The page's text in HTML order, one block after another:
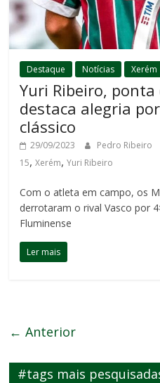
Destaque Notícias Xerém
Yuri Ribeiro, ponta
destaca alegria
clássico
29/09/2023 Pedro Ribeiro
15,Xerém,Yuri Ribeiro
Com o atleta em campo, os
derrotaram o rival Vasco por
Fluminense
Ler mais
← Anterior
#tags mais